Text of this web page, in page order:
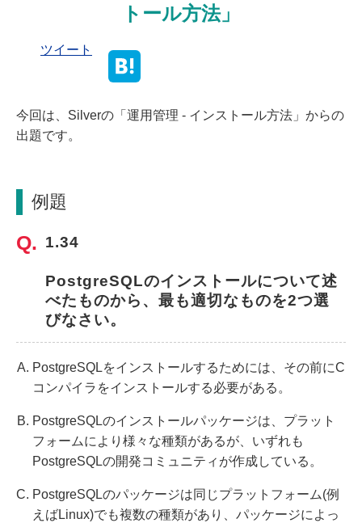
トール方法」
ツイート
今回は、Silverの「運用管理 - インストール方法」からの
出題です。
例題
1.34
PostgreSQLのインストールについて述
べたものから、最も適切なものを2つ選
びなさい。
PostgreSQLをインストールするためには、その前にC
コンパイラをインストールする必要がある。
PostgreSQLのインストールパッケージは、プラット
フォームにより様々な種類があるが、いずれも
PostgreSQLの開発コミュニティが作成している。
PostgreSQLのパッケージは同じプラットフォーム(例
えばLinux)でも複数の種類があり、パッケージによっ